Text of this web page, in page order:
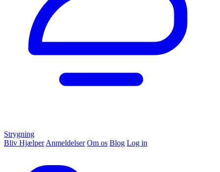
Strygning
Bliv Hjælper Anmeldelser Om os Blog Log in